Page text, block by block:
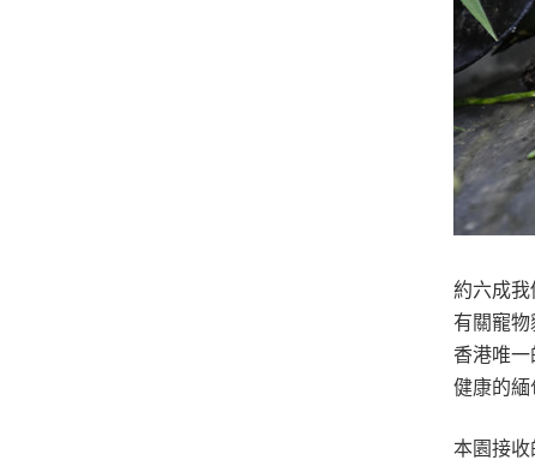
約六成
有關寵
香港唯
健康的
本園接